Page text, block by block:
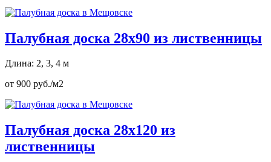
Палубная доска 28х90 из лиственницы
Длина: 2, 3, 4 м
от 900 руб./м2
Палубная доска 28х120 из
лиственницы